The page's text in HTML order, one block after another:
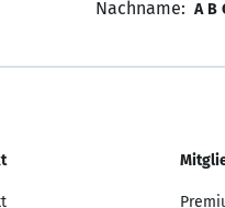
Nachname: A B